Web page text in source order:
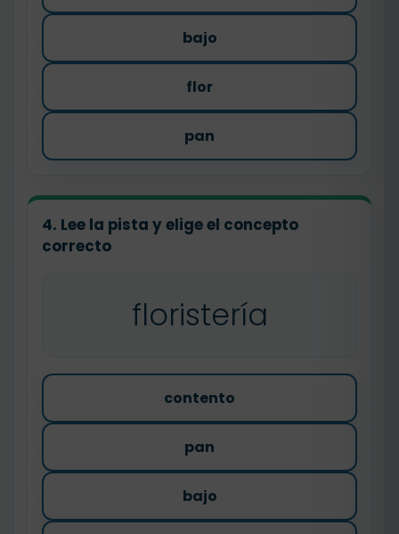
bajo
flor
pan
4. Lee la pista y elige el concepto
correcto
floristería
contento
pan
bajo